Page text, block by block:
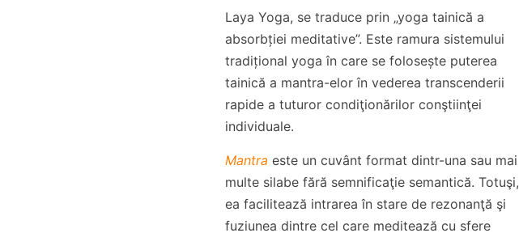
Laya Yoga, se traduce prin „yoga tainică a
absorbției meditative”. Este ramura sistemului
tradițional yoga în care se folosește puterea
tainică a mantra-elor în vederea transcenderii
rapide a tuturor condiţionărilor conştiinţei
individuale.
Mantra este un cuvânt format dintr-una sau mai
multe silabe fără semnificaţie semantică. Totuşi,
ea facilitează intrarea în stare de rezonanţă şi
fuziunea dintre cel care meditează cu sfere